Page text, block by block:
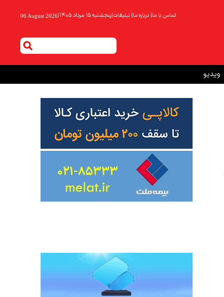
تماس با ما| درباره ما| تبلیغات|پنجشنبه ۱۵ مرداد ۱۴۰۵ |
06 August 2026
ویدیو